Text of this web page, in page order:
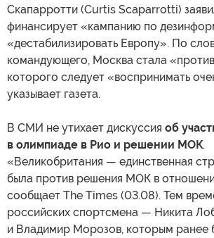
Скапарротти (Curtis Scaparrotti)
финансирует «кампанию по
«дестабилизировать Европу». По
командующего, Москва стала
которого следует «воспринимать
указывает газета.
В СМИ не утихает дискуссия об
в олимпиаде в Рио и решении МОК.
«Великобритания — единственная
была против решения МОК в
сообщает The Times (03.08). Тем
российских спортсмена — Никита
и Владимир Морозов, которым ранее